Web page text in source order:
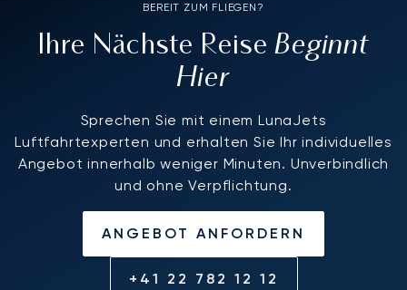
BEREIT ZUM FLIEGEN?
Ihre Nächste ReiseBeginnt
Hier
Sprechen Sie mit einem LunaJets
Luftfahrtexperten und erhalten Sie Ihr individuelles
Angebot innerhalb weniger Minuten. Unverbindlich
und ohne Verpflichtung.
ANGEBOT ANFORDERN
+41 22 782 12 12